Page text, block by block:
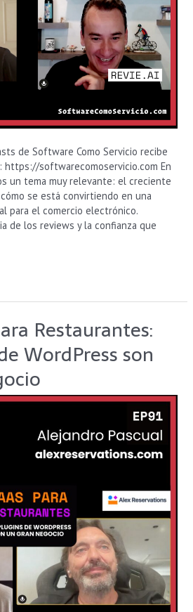
de Software Como Servicio recibe
https://softwarecomoservicio.com En
un tema muy relevante: el creciente
se está convirtiendo en una
para el comercio electrónico.
de los reviews y la confianza que
Restaurantes:
WordPress son